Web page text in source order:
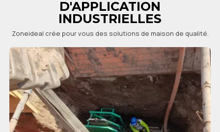
D'APPLICATION
INDUSTRIELLES
Zoneideal crée pour vous des solutions de maison de qualité.